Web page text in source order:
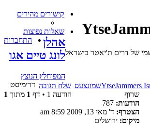
של דרים ת'יאטר בישראל
קישורים מהירים
שאלות נפוצות
התחברות
YtseJammersשמונצעס
אהלן
לונג טיים אגו
שלח תגובה
הודעה 1 • דף
1מתוך 1
המפוחלץ הנוצץ
דרימיסט
שרוף
הודעות:787
הצטרף:ד' מאי 13, 2009 8:59 am
מיקום:ירושלים